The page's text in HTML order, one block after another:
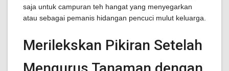
saja untuk campuran teh hangat yang menyegarkan
atau sebagai pemanis hidangan pencuci mulut keluarga.
Merilekskan Pikiran Setelah